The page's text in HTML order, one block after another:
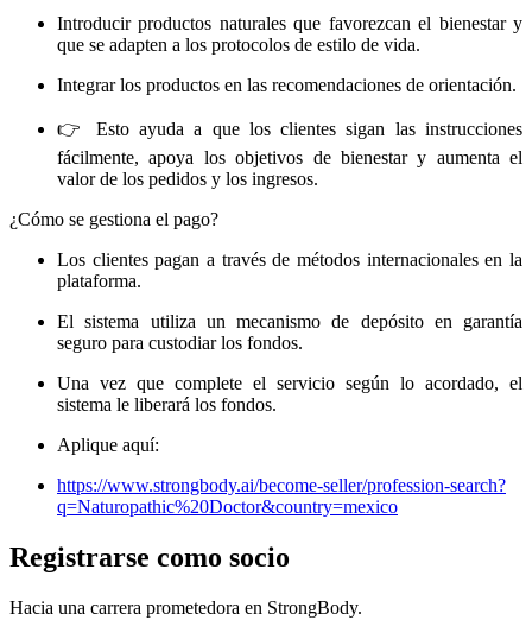
Introducir productos naturales que favorezcan el bienestar y
que se adapten a los protocolos de estilo de vida.
Integrar los productos en las recomendaciones de orientación.
👉 Esto ayuda a que los clientes sigan las instrucciones
fácilmente, apoya los objetivos de bienestar y aumenta el
valor de los pedidos y los ingresos.
¿Cómo se gestiona el pago?
Los clientes pagan a través de métodos internacionales en la
plataforma.
El sistema utiliza un mecanismo de depósito en garantía
seguro para custodiar los fondos.
Una vez que complete el servicio según lo acordado, el
sistema le liberará los fondos.
Aplique aquí:
https://www.strongbody.ai/become-seller/profession-search?
q=Naturopathic%20Doctor&country=mexico
Registrarse como socio
Hacia una carrera prometedora en StrongBody.